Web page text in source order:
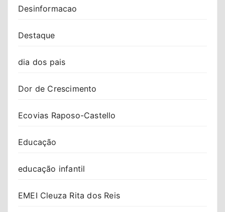
Desinformacao
Destaque
dia dos pais
Dor de Crescimento
Ecovias Raposo-Castello
Educação
educação infantil
EMEI Cleuza Rita dos Reis